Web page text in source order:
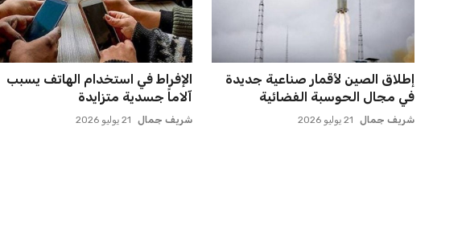
إطلاق الصين لأقمار صناعية جديدة
في مجال الحوسبة الفضائية
شريف جمال 21 يوليو 2026
الإفراط في استخدام الهاتف يسبب
آلاماً جسدية متزايدة
شريف جمال 21 يوليو 2026